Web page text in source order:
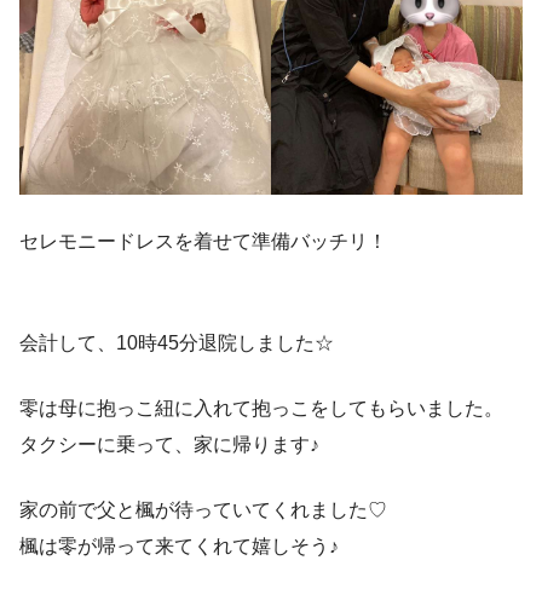
セレモニードレスを着せて準備バッチリ！
会計して、10時45分退院しました☆
零は母に抱っこ紐に入れて抱っこをしてもらいました。
タクシーに乗って、家に帰ります♪
家の前で父と楓が待っていてくれました♡
楓は零が帰って来てくれて嬉しそう♪